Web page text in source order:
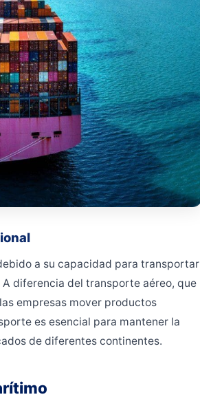
a su capacidad para transportar
diferencia del transporte aéreo, que
empresas mover productos
es esencial para mantener la
de diferentes continentes.